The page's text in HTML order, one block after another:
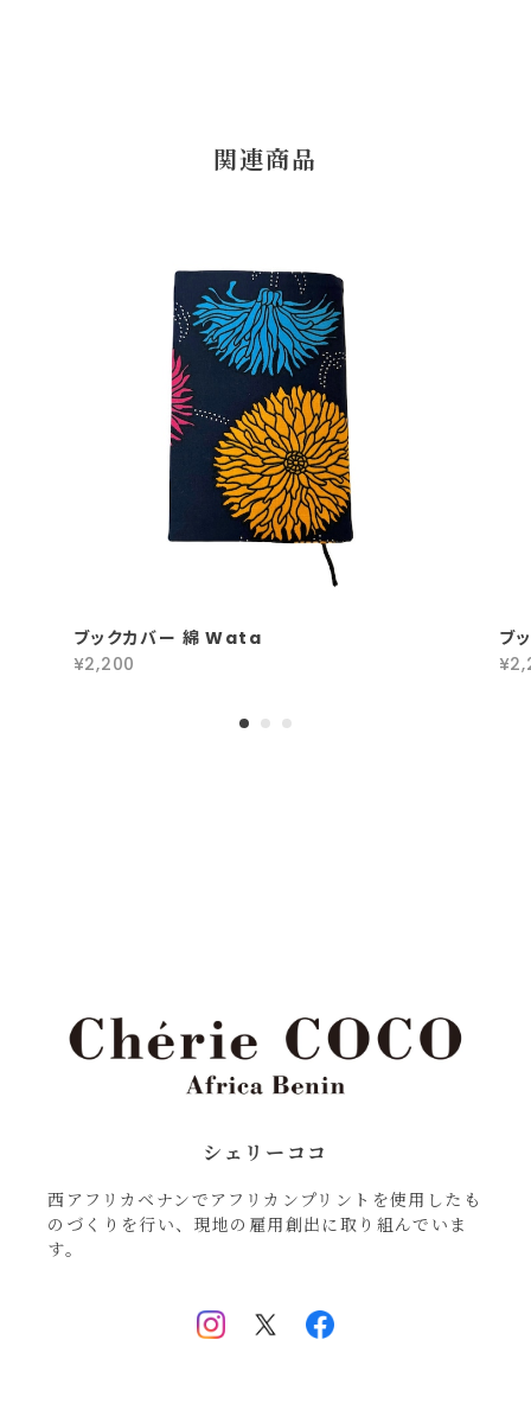
関連商品
ブックカバー 綿 Wata
¥2,200
ブ
シェリーココ
西アフリカベナンでアフリカンプリントを使用したも
のづくりを行い、現地の雇用創出に取り組んでいま
す。